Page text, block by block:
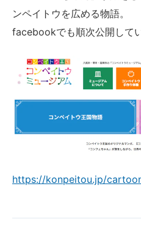
ンペイトウを広める物語。
facebookでも順次公開して
https://konpeitou.jp/